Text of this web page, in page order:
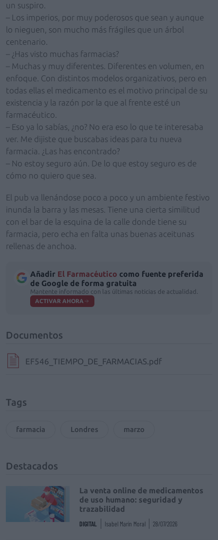
un suspiro.
– Los imperios, por muy poderosos que sean y aunque
lo nieguen, son mucho más frágiles que un árbol
centenario.
– ¿Has visto muchas farmacias?
– Muchas y muy diferentes. Diferentes en volumen, en
enfoque. Con distintos modelos organizativos, pero en
todas ellas el medicamento es el motivo principal de su
existencia y la razón por la que al frente esté un
farmacéutico.
– Eso ya lo sabías, ¿no? No era eso lo que te interesaba
ver. Me dijiste que buscabas ideas para tu nueva
farmacia. ¿Las has encontrado?
– No estoy seguro aún. De lo que estoy seguro es de
cómo no quiero que sea.
El pub va llenándose poco a poco y un ambiente festivo
inunda la barra y las mesas. Tiene una cierta similitud
con el bar de la esquina de la calle donde tiene su
farmacia, pero echa en falta unas buenas aceitunas
rellenas de anchoa.
Añadir El Farmacéutico como fuente preferida
de Google de forma gratuita
Mantente informado con las últimas noticias de actualidad.
ACTIVAR AHORA
Documentos
EF546_TIEMPO_DE_FARMACIAS.pdf
Tags
farmacia Londres marzo
Destacados
La venta online de medicamentos
de uso humano: seguridad y
trazabilidad
DIGITAL Isabel Marín Moral 28/07/2026